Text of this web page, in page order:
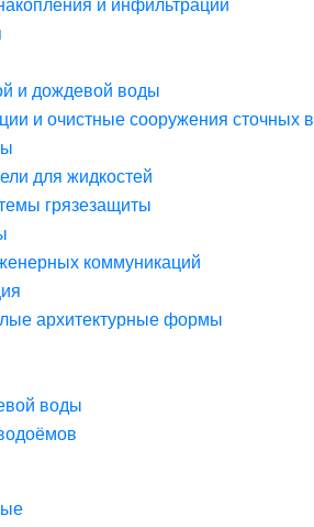
и инфильтрации
и дождевой воды
и очистные сооружения сточных в
для жидкостей
грязезащиты
коммуникаций
архитектурные формы
воды